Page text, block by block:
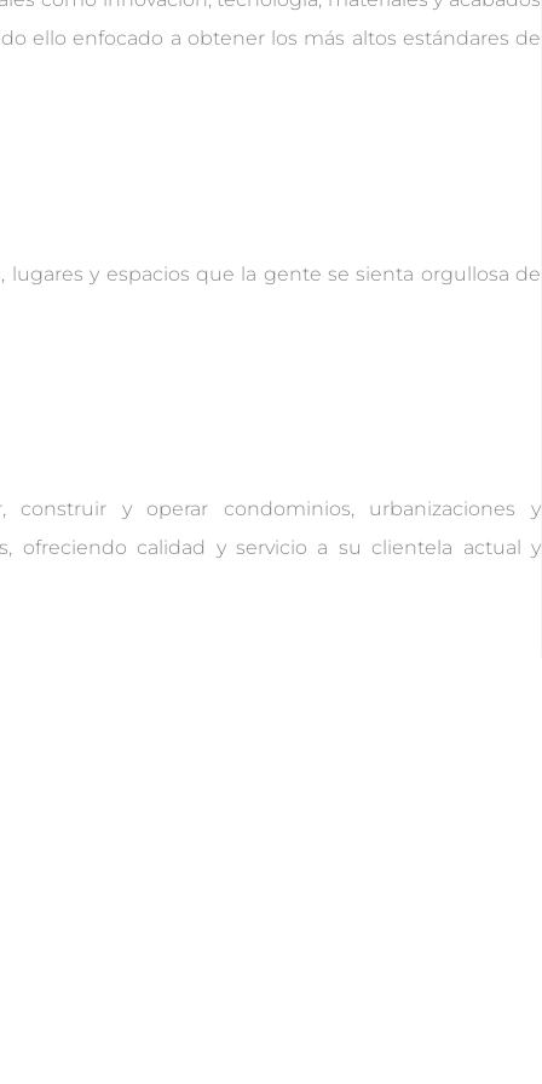
ello enfocado a obtener los más altos estándares de
lugares y espacios que la gente se sienta orgullosa de
construir y operar condominios, urbanizaciones y
ofreciendo calidad y servicio a su clientela actual y